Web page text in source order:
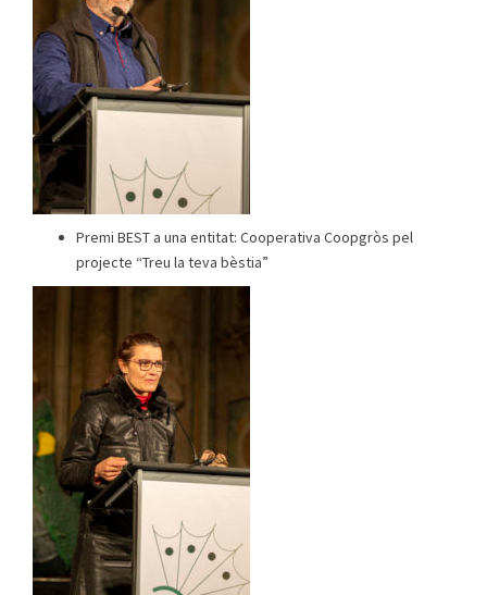
Premi BEST a una entitat: Cooperativa Coopgròs pel
projecte “Treu la teva bèstia”